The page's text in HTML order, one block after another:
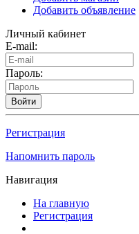
Добавить объявление
Личный кабинет
E-mail:
Пароль:
Войти
Регистрация
Напомнить пароль
Навигация
На главную
Регистрация